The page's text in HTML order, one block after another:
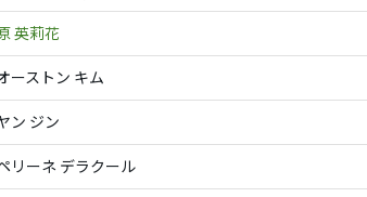
英莉花
ーストン キム
ン ジン
リーネ デラクール